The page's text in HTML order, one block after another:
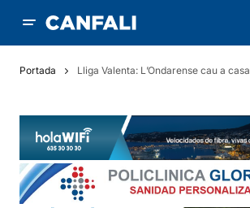
Portada Lliga Valenta: L’Ondarense cau a casa